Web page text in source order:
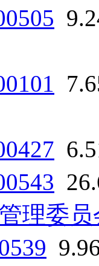
理委员